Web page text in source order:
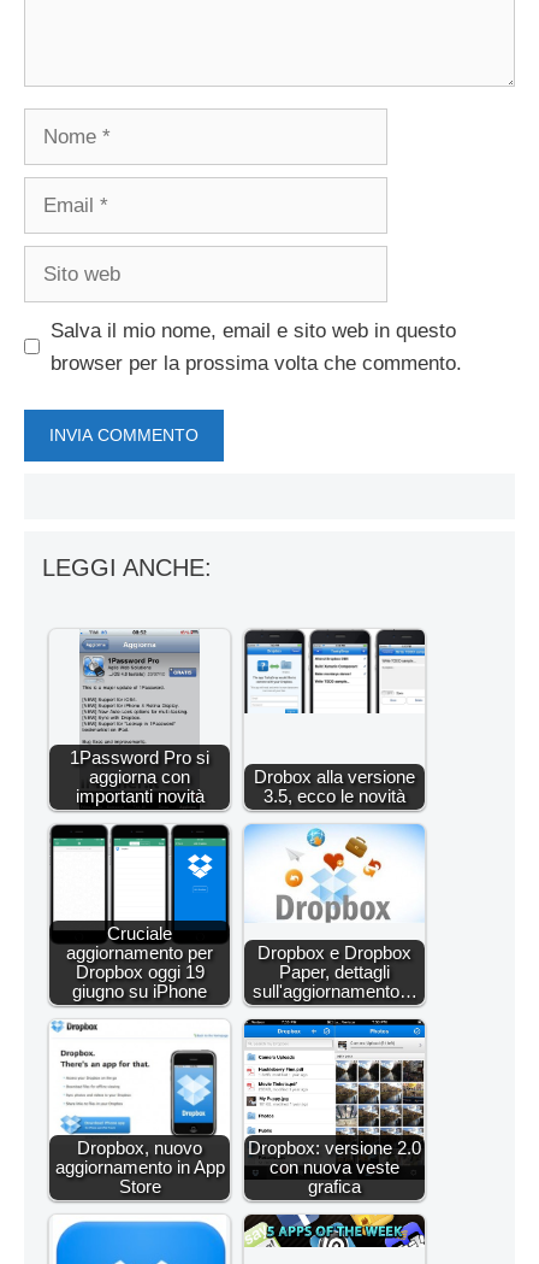
Salva il mio nome, email e sito web in questo
browser per la prossima volta che commento.
LEGGI ANCHE:
1Password Pro si
aggiorna con
importanti novità
Drobox alla versione
3.5, ecco le novità
Cruciale
aggiornamento per
Dropbox oggi 19
giugno su iPhone
Dropbox e Dropbox
Paper, dettagli
sull'aggiornamento…
Dropbox, nuovo
aggiornamento in App
Store
Dropbox: versione 2.0
con nuova veste
grafica